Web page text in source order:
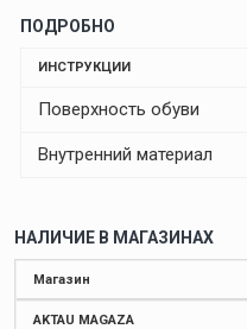
ПОДРОБНО
ИНСТРУКЦИИ
Поверхность обуви
Внутренний материал
НАЛИЧИЕ В МАГАЗИНАХ
Магазин
AKTAU MAGAZA